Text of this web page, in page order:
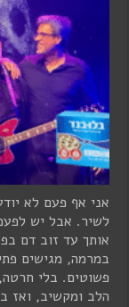
אני אף פעם לא
לשיר. אבל יש
אותך עד זוב דם
במרמה, מגישים
פשוטים. בלי
הלב ומקשיב, ואז